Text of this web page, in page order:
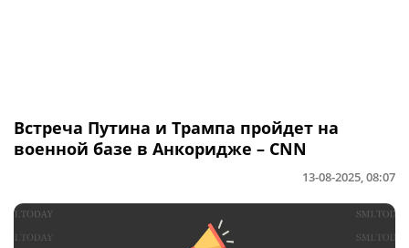
Встреча Путина и Трампа пройдет на
военной базе в Анкоридже – CNN
13-08-2025, 08:07